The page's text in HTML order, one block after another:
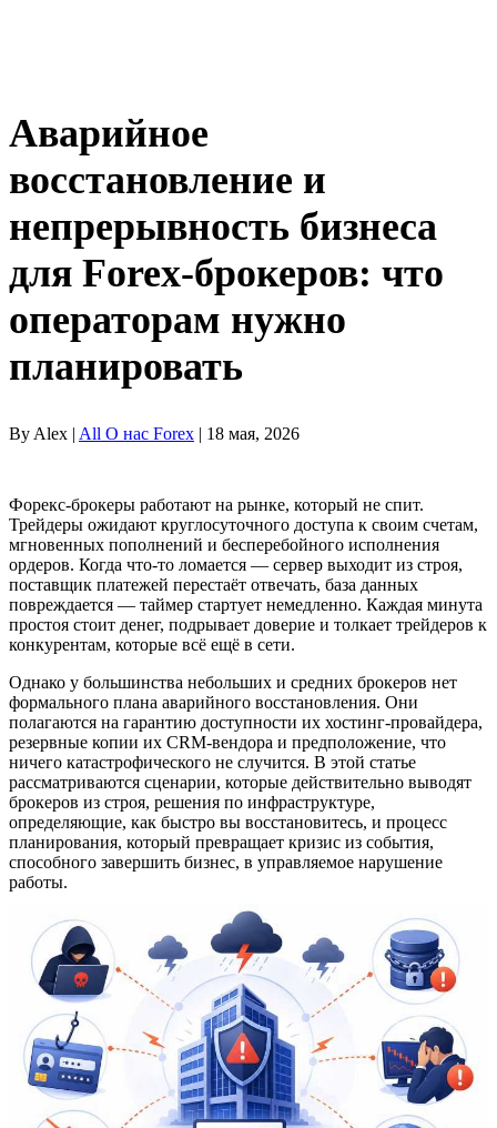
Аварийное
восстановление и
непрерывность бизнеса
для Forex-брокеров: что
операторам нужно
планировать
By Alex | All О нас Forex | 18 мая, 2026
Форекс-брокеры работают на рынке, который не спит.
Трейдеры ожидают круглосуточного доступа к своим счетам,
мгновенных пополнений и бесперебойного исполнения
ордеров. Когда что-то ломается — сервер выходит из строя,
поставщик платежей перестаёт отвечать, база данных
повреждается — таймер стартует немедленно. Каждая минута
простоя стоит денег, подрывает доверие и толкает трейдеров к
конкурентам, которые всё ещё в сети.
Однако у большинства небольших и средних брокеров нет
формального плана аварийного восстановления. Они
полагаются на гарантию доступности их хостинг-провайдера,
резервные копии их CRM-вендора и предположение, что
ничего катастрофического не случится. В этой статье
рассматриваются сценарии, которые действительно выводят
брокеров из строя, решения по инфраструктуре,
определяющие, как быстро вы восстановитесь, и процесс
планирования, который превращает кризис из события,
способного завершить бизнес, в управляемое нарушение
работы.